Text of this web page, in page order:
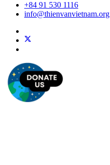
+84 91 530 1116
info@thienvanvietnam.org